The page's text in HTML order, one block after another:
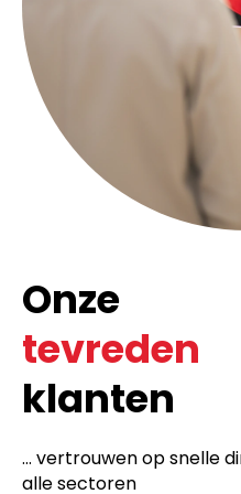
Onze
tevreden
klanten
... vertrouwen op snelle
alle sectoren